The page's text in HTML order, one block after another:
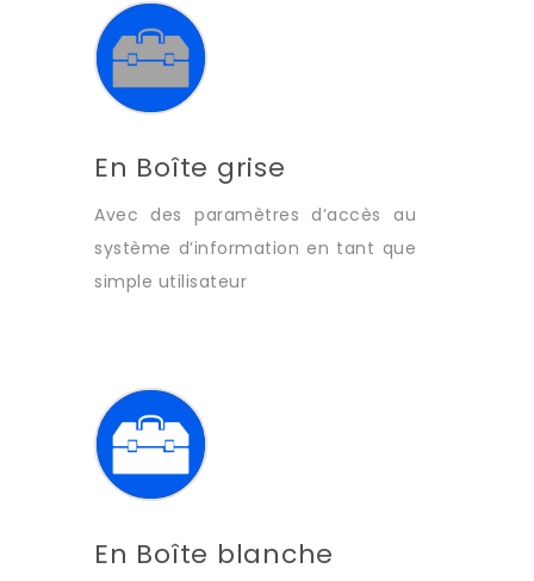
En Boîte grise
Avec des paramètres d’accès au
système d’information en tant que
simple utilisateur
En Boîte blanche